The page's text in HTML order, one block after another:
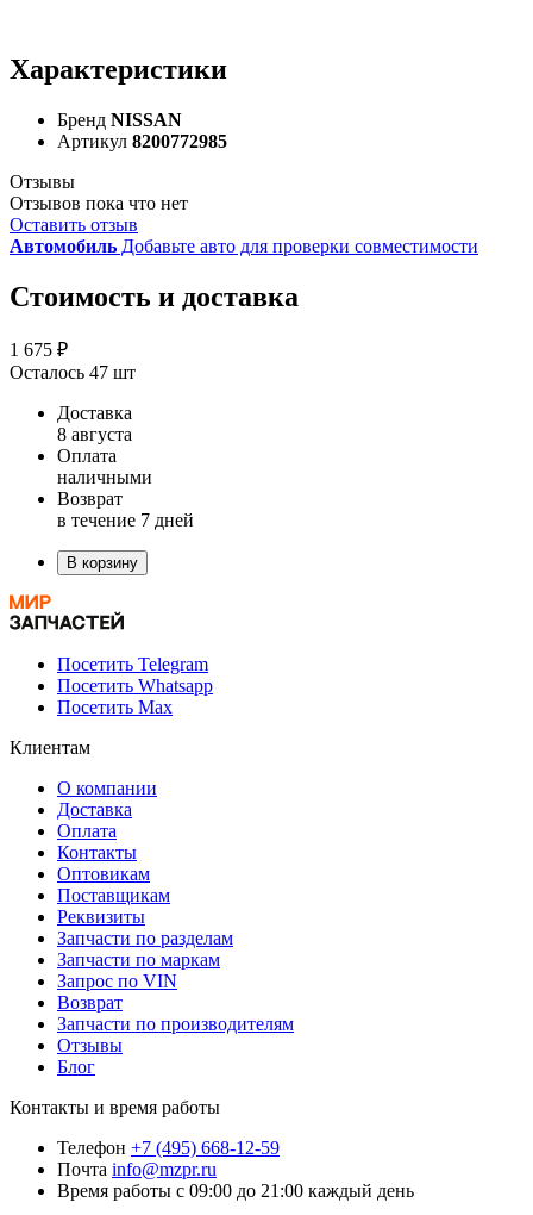
Характеристики
Бренд NISSAN
Артикул 8200772985
Отзывы
Отзывов пока что нет
Оставить отзыв
Автомобиль Добавьте авто для проверки совместимости
Стоимость и доставка
1 675 ₽
Осталось 47 шт
Доставка
8 августа
Оплата
наличными
Возврат
в течение 7 дней
В корзину
Посетить Telegram
Посетить Whatsapp
Посетить Max
Клиентам
О компании
Доставка
Оплата
Контакты
Оптовикам
Поставщикам
Реквизиты
Запчасти по разделам
Запчасти по маркам
Запрос по VIN
Возврат
Запчасти по производителям
Отзывы
Блог
Контакты и время работы
Телефон +7 (495) 668-12-59
Почта info@mzpr.ru
Время работы с 09:00 до 21:00 каждый день